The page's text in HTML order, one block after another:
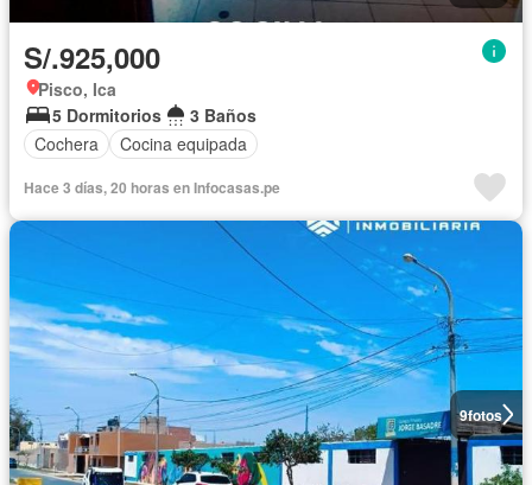
S/.925,000
Pisco, Ica
5 Dormitorios
3 Baños
Cochera
Cocina equipada
Hace 3 días, 20 horas en Infocasas.pe
9fotos